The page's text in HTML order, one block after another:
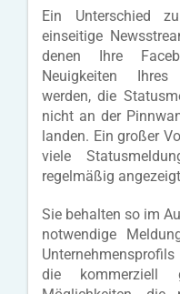
Ein Unterschied
einseitige
denen Ihre
Neuigkeiten Ihres
werden, die
nicht an der
landen. Ein großer
viele
regelmäßig
Sie behalten so im
notwendige
die kommerziell